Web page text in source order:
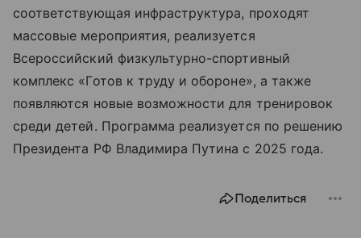
соответствующая инфраструктура, проходят
массовые мероприятия, реализуется
Всероссийский физкультурно-спортивный
комплекс «Готов к труду и обороне», а также
появляются новые возможности для тренировок
среди детей. Программа реализуется по решению
Президента РФ Владимира Путина с 2025 года.
Поделиться